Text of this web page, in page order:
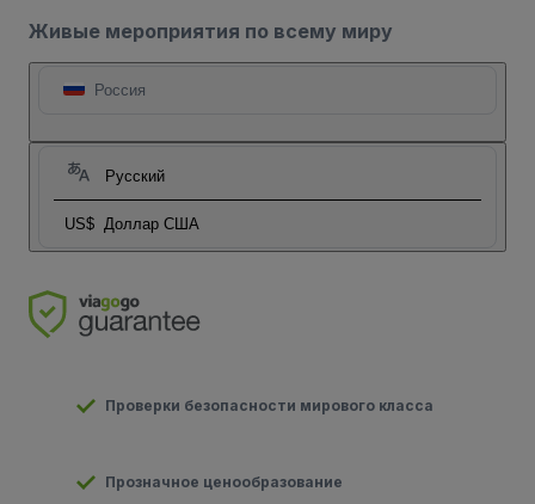
Живые мероприятия по всему миру
Россия
Русский
US$ Доллар США
Проверки безопасности мирового класса
Прозначное ценообразование